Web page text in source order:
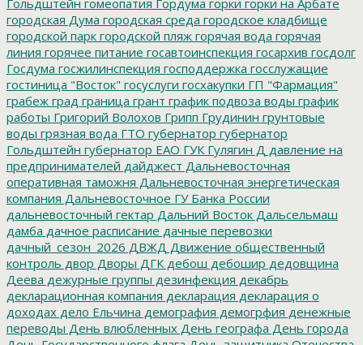
городская Дума городская среда городское кладбище
городской парк городской пляж горячая вода горячая
линия горячее питание госавтоинспекция госархив госдолг
Госдума госжилинспекция господдержка госслужащие
гостиница "Восток" госуслуги госхакупки ГП "Фармация"
грабеж град граница грант график подвоза воды график
работы Григорий Волохов Грипп Грудинин грунтовые
воды грязная вода ГТО губернатор губернатор
Гольдштейн губернатор ЕАО ГУК Гулягин Д давление на
предпринимателей дайджест Дальневосточная
оперативная таможня Дальневосточная энергетическая
компания Дальневосточное ГУ Банка России
дальневосточный гектар Дальний Восток Дальсельмаш
дамба дачное расписание дачные перевозки
дачный_сезон_2026 ДВЖД Движение общественный
контроль двор Дворы ДГК дебош дебошир дедовщина
Деева дежурные группы дезинфекция декабрь
декларационная компания декларация декларация о
доходах дело Ельчина демография демогрфия денежные
переводы День влюбленных День географа День города